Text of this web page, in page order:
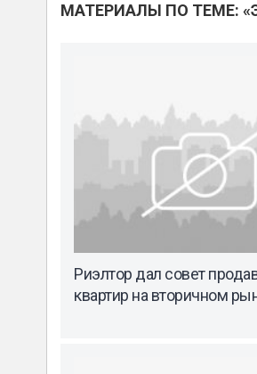
МАТЕРИАЛЫ ПО ТЕМЕ:
Риэлтор дал совет
квартир на вторичном